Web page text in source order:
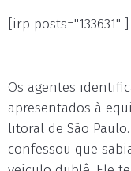
[irp posts="133631" ]
Os agentes
apresentados à
litoral de São
confessou que